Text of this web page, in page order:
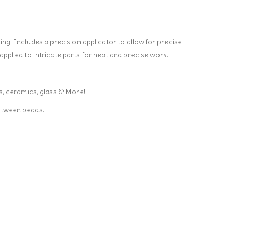
Includes a precision applicator to allow for precise
to intricate parts for neat and precise work.
ceramics, glass & More!
beads.